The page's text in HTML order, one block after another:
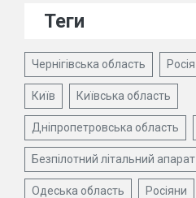
Теги
Чернігівська область Росія
Київ Київська область
Дніпропетровська область
Безпілотний літальний апарат
Одеська область Росіяни